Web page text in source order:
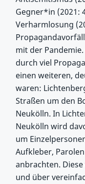
Gegner*in (2021:
Verharmlosung
mit der
durch viel
einen weiteren,
waren:
Straßen um den
Neukölln. In
Neukölln wird
um
Aufkleber,
anbrachten.
und über